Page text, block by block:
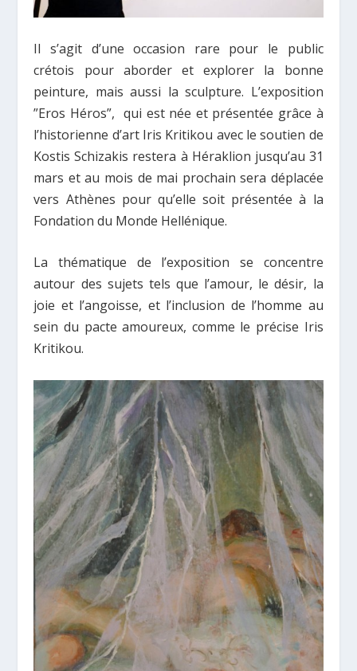
Il s’agit d’une occasion rare pour le public
crétois pour aborder et explorer la bonne
peinture, mais aussi la sculpture. L’exposition
”Eros Héros”, qui est née et présentée grâce à
l’historienne d’art Iris Kritikou avec le soutien de
Kostis Schizakis restera à Héraklion jusqu’au 31
mars et au mois de mai prochain sera déplacée
vers Athènes pour qu’elle soit présentée à la
Fondation du Monde Hellénique.
La thématique de l’exposition se concentre
autour des sujets tels que l’amour, le désir, la
joie et l’angoisse, et l’inclusion de l’homme au
sein du pacte amoureux, comme le précise Iris
Kritikou.